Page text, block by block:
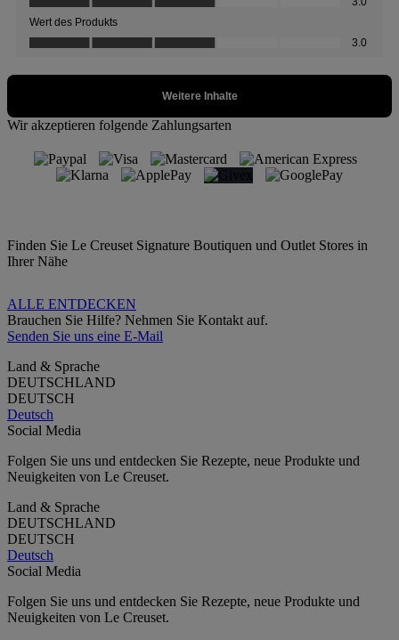
Wir akzeptieren folgende Zahlungsarten
Finden Sie Le Creuset Signature Boutiquen und Outlet Stores in
Ihrer Nähe
ALLE ENTDECKEN
Brauchen Sie Hilfe? Nehmen Sie Kontakt auf.
Senden Sie uns eine E-Mail
Land & Sprache
DEUTSCHLAND
DEUTSCH
Deutsch
Social Media
Folgen Sie uns und entdecken Sie Rezepte, neue Produkte und
Neuigkeiten von Le Creuset.
Land & Sprache
DEUTSCHLAND
DEUTSCH
Deutsch
Social Media
Folgen Sie uns und entdecken Sie Rezepte, neue Produkte und
Neuigkeiten von Le Creuset.